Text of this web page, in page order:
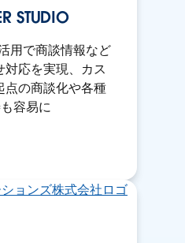
STUDIO
用で商談情報など
対応を実現、カス
点の商談化や各種
容易に